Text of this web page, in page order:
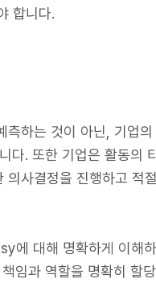
합니다.
측하는 것이 아닌, 기업
다. 또한 기업은 활동의
의사결정을 진행하고 적
에 대해 명확하게 이해
임과 역할을 명확히 할